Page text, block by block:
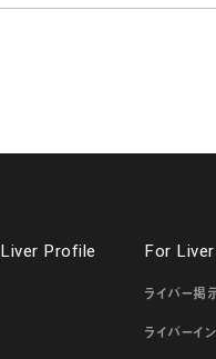
Liver Profile For Liver
ライバー掲
ライバーイ